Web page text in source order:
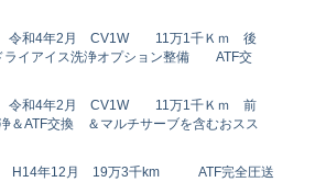
令和4年2月 CV1W 11万1千Ｋｍ 後
浄オプション整備 ATF交
令和4年2月 CV1W 11万1千Ｋｍ 前
交換 ＆マルチサーブを含むおスス
H14年12月 19万3千km ATF完全圧送